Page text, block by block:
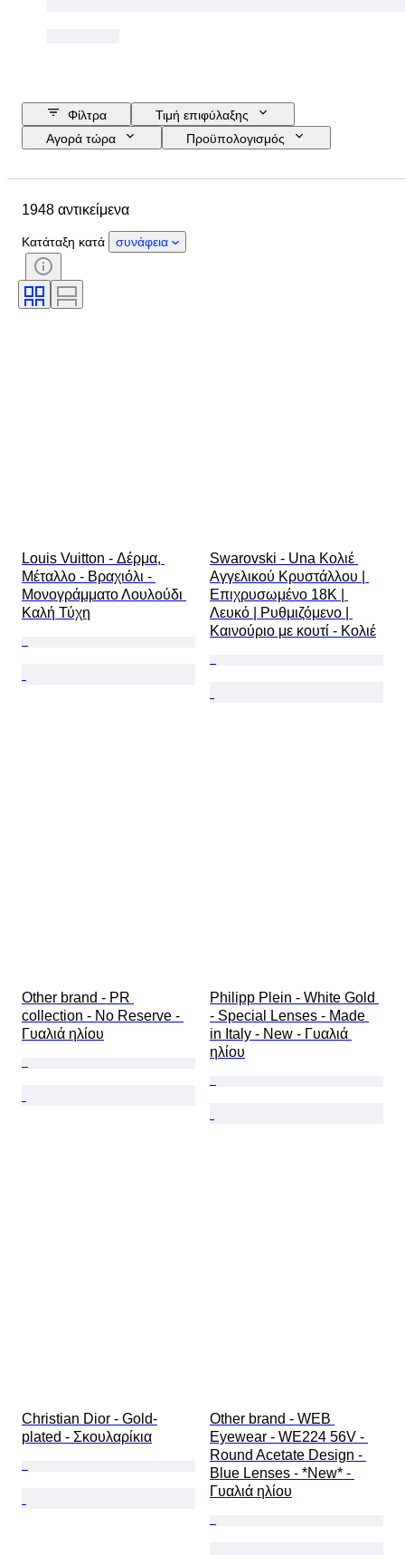
Φίλτρα
Τιμή επιφύλαξης
Αγορά τώρα
Προϋπολογισμός
Αντικείμενο
Φύλο
Περίοδος
Λίθος
Πιστοποίηση
Στυλ
1948 αντικείμενα
Κατάταξη κατά συνάφεια
Louis Vuitton - Δέρμα,
Μέταλλο - Βραχιόλι -
Μονογράμματο Λουλούδι
Καλή Τύχη
Swarovski - Una Κολιέ
Αγγελικού Κρυστάλλου |
Επιχρυσωμένο 18Κ |
Λευκό | Ρυθμιζόμενο |
Καινούριο με κουτί - Κολιέ
Other brand - PR
collection - No Reserve -
Γυαλιά ηλίου
Philipp Plein - White Gold
- Special Lenses - Made
in Italy - New - Γυαλιά
ηλίου
Christian Dior - Gold-
plated - Σκουλαρίκια
Other brand - WEB
Eyewear - WE224 56V -
Round Acetate Design -
Blue Lenses - *New* -
Γυαλιά ηλίου